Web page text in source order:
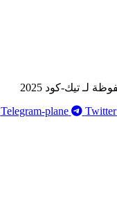
لـ تيك-كود 2025
Telegram-plane
Twitter